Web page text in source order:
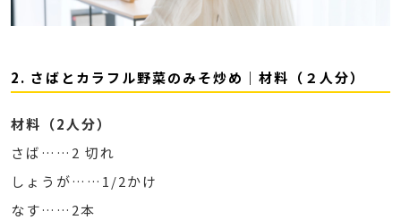
2. さばとカラフル野菜のみそ炒め｜材料（２人分）
材料（2人分）
さば……2 切れ
しょうが……1/2かけ
なす……2本